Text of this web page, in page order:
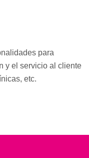
para
y el servicio al cliente
etc.